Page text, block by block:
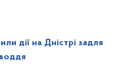
дії на Дністрі задля